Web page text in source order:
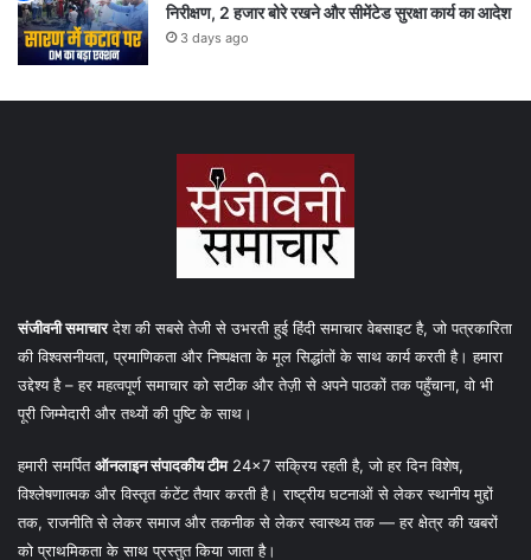
निरीक्षण, 2 हजार बोरे रखने और सीमेंटेड सुरक्षा कार्य का आदेश
3 days ago
संजीवनी समाचारदेश की सबसे तेजी से उभरती हुई हिंदी समाचार वेबसाइट है, जो पत्रकारिता
की विश्वसनीयता, प्रमाणिकता और निष्पक्षता के मूल सिद्धांतों के साथ कार्य करती है। हमारा
उद्देश्य है – हर महत्वपूर्ण समाचार को सटीक और तेज़ी से अपने पाठकों तक पहुँचाना, वो भी
पूरी जिम्मेदारी और तथ्यों की पुष्टि के साथ।
हमारी समर्पितऑनलाइन संपादकीय टीम24×7 सक्रिय रहती है, जो हर दिन विशेष,
विश्लेषणात्मक और विस्तृत कंटेंट तैयार करती है। राष्ट्रीय घटनाओं से लेकर स्थानीय मुद्दों
तक, राजनीति से लेकर समाज और तकनीक से लेकर स्वास्थ्य तक — हर क्षेत्र की खबरों
को प्राथमिकता के साथ प्रस्तुत किया जाता है।